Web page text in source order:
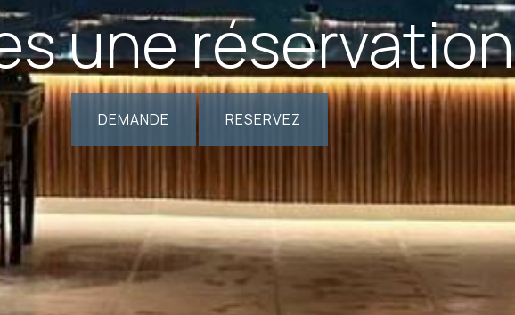
une réservation
DEMANDE RESERVEZ